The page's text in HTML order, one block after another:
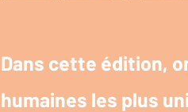
Dans cette édition,
humaines les plus